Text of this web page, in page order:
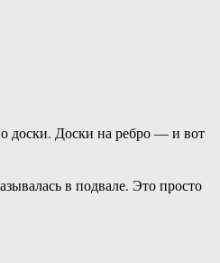
доски. Доски на ребро — и вот
в подвале. Это просто